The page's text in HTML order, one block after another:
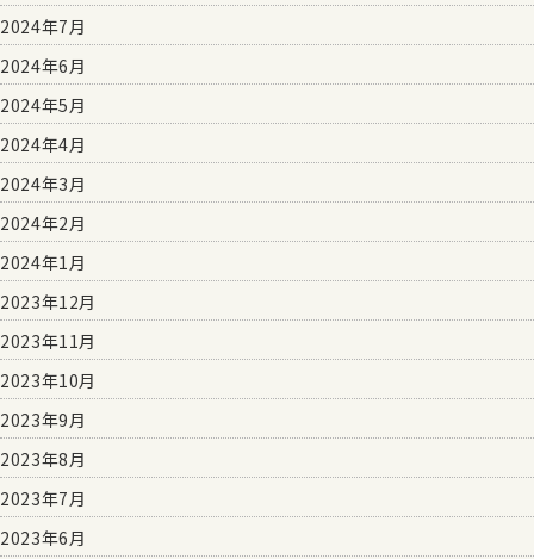
2024年7月
2024年6月
2024年5月
2024年4月
2024年3月
2024年2月
2024年1月
2023年12月
2023年11月
2023年10月
2023年9月
2023年8月
2023年7月
2023年6月